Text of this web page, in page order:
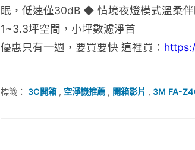
眠，低速僅30dB ◆ 情境夜燈模式溫柔
1~3.3坪空間，小坪數濾淨首
優惠只有一週，要買要快 這裡買：
標籤： 3C開箱, 空淨機推薦, 開箱影片 , 3M FA-